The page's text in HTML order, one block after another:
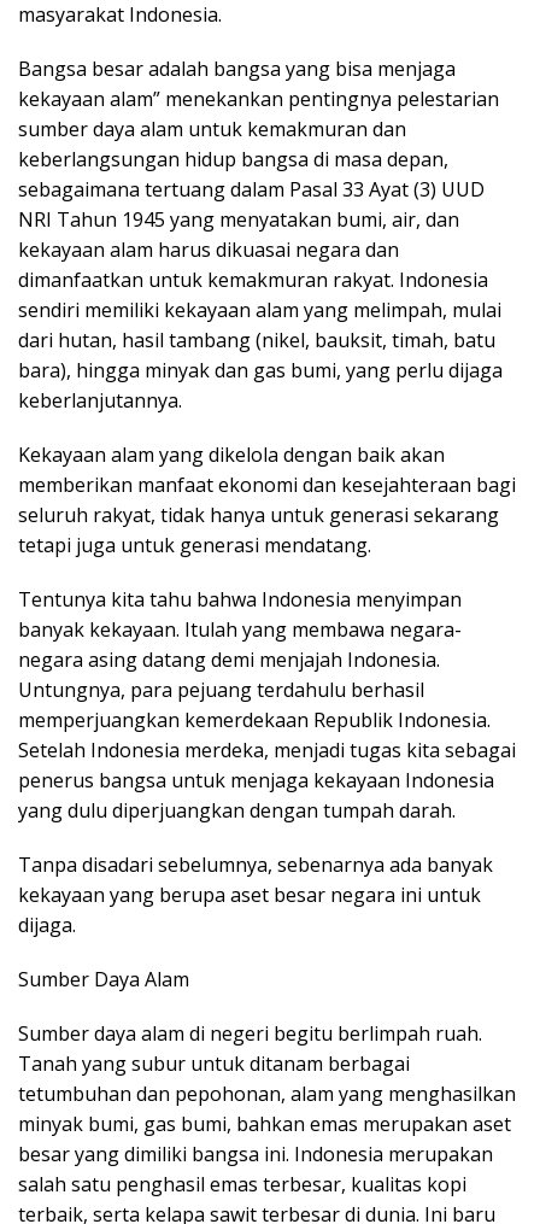
masyarakat Indonesia.
Bangsa besar adalah bangsa yang bisa menjaga
kekayaan alam” menekankan pentingnya pelestarian
sumber daya alam untuk kemakmuran dan
keberlangsungan hidup bangsa di masa depan,
sebagaimana tertuang dalam Pasal 33 Ayat (3) UUD
NRI Tahun 1945 yang menyatakan bumi, air, dan
kekayaan alam harus dikuasai negara dan
dimanfaatkan untuk kemakmuran rakyat. Indonesia
sendiri memiliki kekayaan alam yang melimpah, mulai
dari hutan, hasil tambang (nikel, bauksit, timah, batu
bara), hingga minyak dan gas bumi, yang perlu dijaga
keberlanjutannya.
Kekayaan alam yang dikelola dengan baik akan
memberikan manfaat ekonomi dan kesejahteraan bagi
seluruh rakyat, tidak hanya untuk generasi sekarang
tetapi juga untuk generasi mendatang.
Tentunya kita tahu bahwa Indonesia menyimpan
banyak kekayaan. Itulah yang membawa negara-
negara asing datang demi menjajah Indonesia.
Untungnya, para pejuang terdahulu berhasil
memperjuangkan kemerdekaan Republik Indonesia.
Setelah Indonesia merdeka, menjadi tugas kita sebagai
penerus bangsa untuk menjaga kekayaan Indonesia
yang dulu diperjuangkan dengan tumpah darah.
Tanpa disadari sebelumnya, sebenarnya ada banyak
kekayaan yang berupa aset besar negara ini untuk
dijaga.
Sumber Daya Alam
Sumber daya alam di negeri begitu berlimpah ruah.
Tanah yang subur untuk ditanam berbagai
tetumbuhan dan pepohonan, alam yang menghasilkan
minyak bumi, gas bumi, bahkan emas merupakan aset
besar yang dimiliki bangsa ini. Indonesia merupakan
salah satu penghasil emas terbesar, kualitas kopi
terbaik, serta kelapa sawit terbesar di dunia. Ini baru